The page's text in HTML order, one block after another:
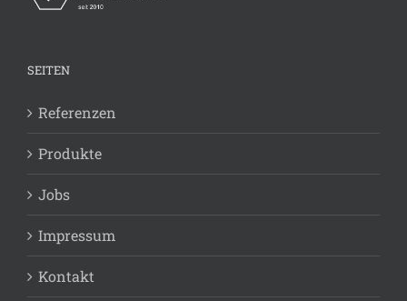
SEITEN
Referenzen
Produkte
Jobs
Impressum
Kontakt